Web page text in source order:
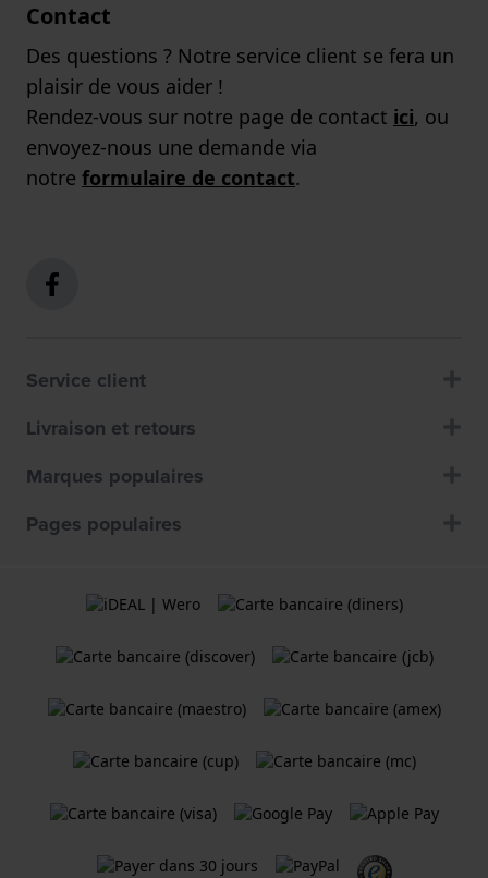
Contact
Des questions ? Notre service client se fera un
plaisir de vous aider !
Rendez-vous sur notre page de contact ici, ou
envoyez-nous une demande via
notre formulaire de contact.
Service client
Livraison et retours
Marques populaires
Pages populaires